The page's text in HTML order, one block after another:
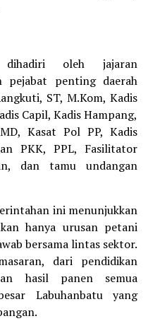
oleh jajaran
pejabat penting daerah
ST, M.Kom, Kadis
Capil, Kadis Hampang,
Kasat Pol PP, Kadis
PKK, PPL, Fasilitator
dan tamu undangan
ini menunjukkan
hanya urusan petani
bersama lintas sektor.
dari pendidikan
hasil panen semua
Labuhanbatu yang